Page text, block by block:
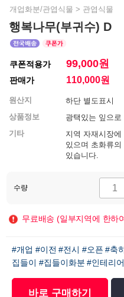
개업화분/관엽식물 > 관엽식물
행복나무(부귀수) D
쿠폰적용가 99,000원
판매가 110,000원
원산지
하단 별도표시
상품정보
광택있는 잎으
기타
지역 자재시장
있으며 초화류
있습니다.
수량
무료배송 (일부지역에 한하
#개업 #이전 #전시 #오픈 #축
집들이 #집들이화분 #인테리어
바로 구매하기